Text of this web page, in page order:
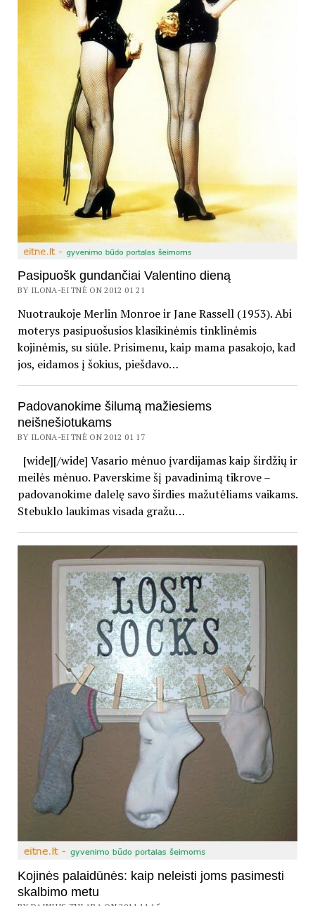
Pasipuošk gundančiai Valentino dieną
BY ILONA-EITNĖ ON 2012 01 21
Nuotraukoje Merlin Monroe ir Jane Rassell (1953). Abi
moterys pasipuošusios klasikinėmis tinklinėmis
kojinėmis, su siūle. Prisimenu, kaip mama pasakojo, kad
jos, eidamos į šokius, piešdavo…
Padovanokime šilumą mažiesiems
neišnešiotukams
BY ILONA-EITNĖ ON 2012 01 17
[wide][/wide] Vasario mėnuo įvardijamas kaip širdžių ir
meilės mėnuo. Paverskime šį pavadinimą tikrove –
padovanokime dalelę savo širdies mažutėliams vaikams.
Stebuklo laukimas visada gražu…
Kojinės palaidūnės: kaip neleisti joms pasimesti
skalbimo metu